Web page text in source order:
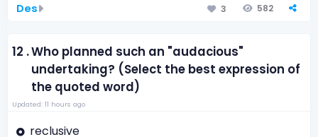
Des 3 582
12 .Who planned such an "audacious"
undertaking? (Select the best expression of
the quoted word)
Updated: 11 hours ago
reclusive